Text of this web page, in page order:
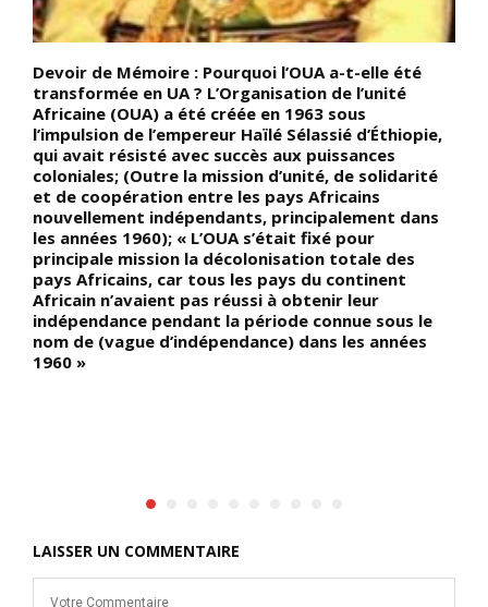
Devoir de Mémoire : Pourquoi l’OUA a-t-elle été
transformée en UA ? L’Organisation de l’unité
Africaine (OUA) a été créée en 1963 sous
l’impulsion de l’empereur Haïlé Sélassié d’Éthiopie,
qui avait résisté avec succès aux puissances
coloniales; (Outre la mission d’unité, de solidarité
et de coopération entre les pays Africains
nouvellement indépendants, principalement dans
les années 1960); « L’OUA s’était fixé pour
principale mission la décolonisation totale des
pays Africains, car tous les pays du continent
Africain n’avaient pas réussi à obtenir leur
indépendance pendant la période connue sous le
nom de (vague d’indépendance) dans les années
1960 »
LAISSER UN COMMENTAIRE